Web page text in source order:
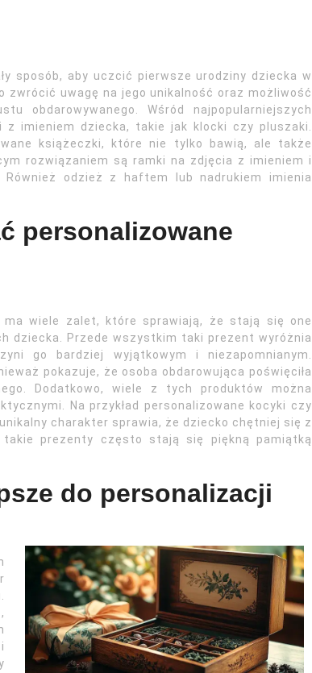
sposób, aby uczcić pierwsze urodziny dziecka w
uwagę na jego unikalność oraz możliwość
obdarowywanego. Wśród najpopularniejszych
z imieniem dziecka, takie jak klocki czy pluszaki.
książeczki, które nie tylko bawią, ale także
rozwiązaniem są ramki na zdjęcia z imieniem i
odzież z haftem lub nadrukiem imienia
personalizowane
ma wiele zalet, które sprawiają, że stają się one
dziecka. Przede wszystkim taki prezent wyróżnia
go bardziej wyjątkowym i niezapomnianym.
pokazuje, że osoba obdarowująca poświęciła
Dodatkowo, wiele z tych produktów można
Na przykład personalizowane kocyki czy
charakter sprawia, że dziecko chętniej się z
prezenty często stają się piękną pamiątką
do personalizacji